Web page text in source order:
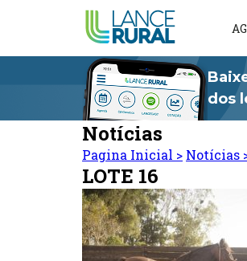
dos
Notícias
Pagina Inicial > Notícias
LOTE 16